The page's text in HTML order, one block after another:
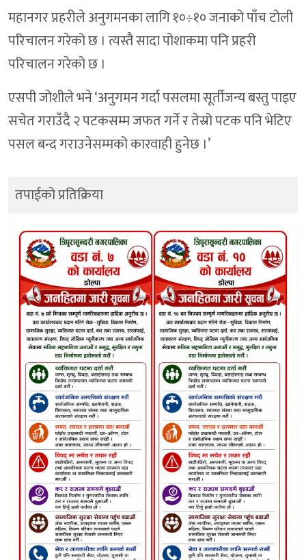
महानगर प्रहरीले अनुगमनका लागि १०÷१० जनाको पाँच टोली
परिचालन गरेको छ । त्यस्तै सादा पोशाकमा पनि प्रहरी
परिचालन गरेको छ ।
एसपी जोशीले भने ‘अनुगमन गर्दा पसलमा सूर्तीजन्य बस्तु पाइए
सचेत गराउँदै २ पटकसम्म जफत गर्ने र तेस्रो पटक पनि भेटिए
पसल बन्द गराउनेसम्मको कारवाही हुनेछ ।’
तपाईको प्रतिक्रिया